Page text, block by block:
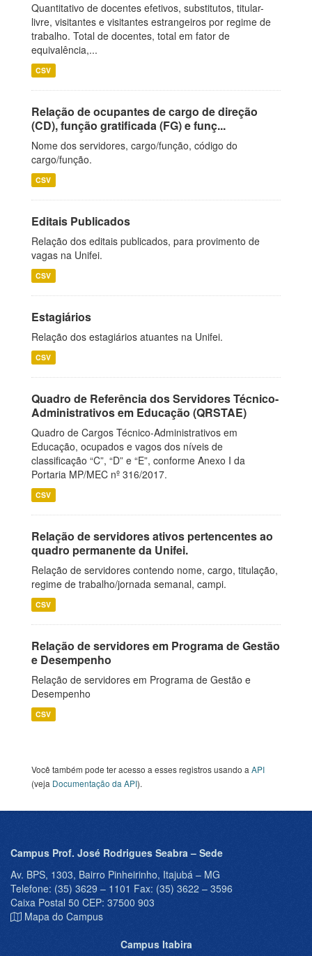
Quantitativo de docentes efetivos, substitutos, titular-
livre, visitantes e visitantes estrangeiros por regime de
trabalho. Total de docentes, total em fator de
equivalência,...
CSV
Relação de ocupantes de cargo de direção
(CD), função gratificada (FG) e funç...
Nome dos servidores, cargo/função, código do
cargo/função.
CSV
Editais Publicados
Relação dos editais publicados, para provimento de
vagas na Unifei.
CSV
Estagiários
Relação dos estagiários atuantes na Unifei.
CSV
Quadro de Referência dos Servidores Técnico-
Administrativos em Educação (QRSTAE)
Quadro de Cargos Técnico-Administrativos em
Educação, ocupados e vagos dos níveis de
classificação “C”, “D” e “E”, conforme Anexo I da
Portaria MP/MEC nº 316/2017.
CSV
Relação de servidores ativos pertencentes ao
quadro permanente da Unifei.
Relação de servidores contendo nome, cargo, titulação,
regime de trabalho/jornada semanal, campi.
CSV
Relação de servidores em Programa de Gestão
e Desempenho
Relação de servidores em Programa de Gestão e
Desempenho
CSV
Você também pode ter acesso a esses registros usando a API
(veja Documentação da API).
Campus Prof. José Rodrigues Seabra – Sede
Av. BPS, 1303, Bairro Pinheirinho, Itajubá – MG
Telefone: (35) 3629 – 1101 Fax: (35) 3622 – 3596
Caixa Postal 50 CEP: 37500 903
Mapa do Campus
Campus Itabira